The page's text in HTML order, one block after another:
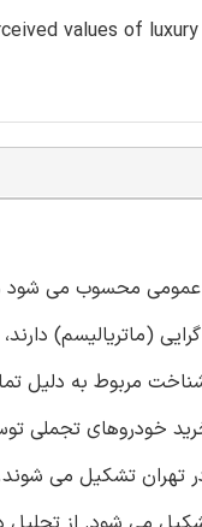
values of
محسوب می شود
(ماتریالیسم)
مربوط به دلیل
خودروهای تجملی
تهران تشکیل می